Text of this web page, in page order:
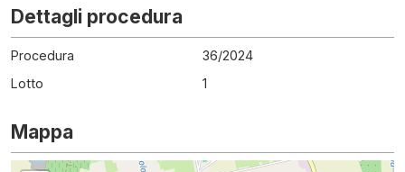
Dettagli procedura
Procedura 36/2024
Lotto
1
Mappa